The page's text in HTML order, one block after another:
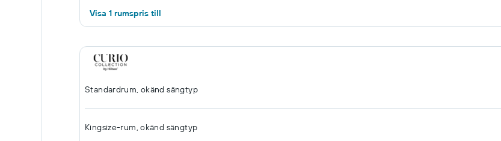
Visa 1 rumspris till
Standardrum, okänd sängtyp
Kingsize-rum, okänd sängtyp